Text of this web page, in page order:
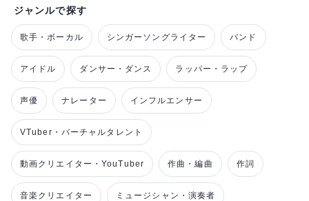
ジャンルで探す
歌手・ボーカル シンガーソングライター バンド
アイドル ダンサー・ダンス ラッパー・ラップ
声優 ナレーター インフルエンサー
VTuber・バーチャルタレント
動画クリエイター・YouTuber 作曲・編曲 作詞
音楽クリエイター ミュージシャン・演奏者